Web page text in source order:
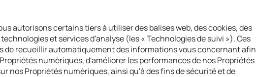
autorisons certains tiers à utiliser des balises web, des cookies, des
et services d'analyse (les « Technologies de suivi »). Ces
de recueillir automatiquement des informations vous concernant afin
numériques, d'améliorer les performances de nos Propriétés
nos Propriétés numériques, ainsi qu'à des fins de sécurité et de